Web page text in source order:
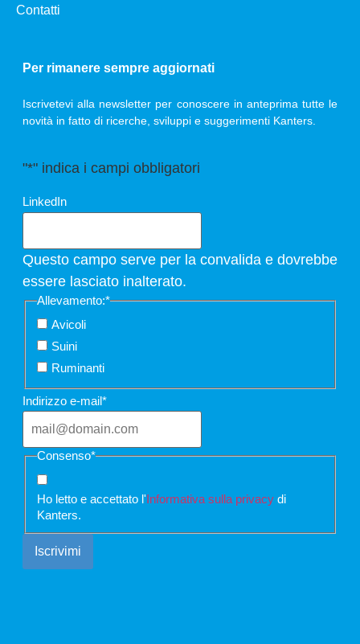
Contatti
Per rimanere sempre aggiornati
Iscrivetevi alla newsletter per conoscere in anteprima tutte le
novità in fatto di ricerche, sviluppi e suggerimenti Kanters.
"*" indica i campi obbligatori
LinkedIn
Questo campo serve per la convalida e dovrebbe
essere lasciato inalterato.
Allevamento:*
Avicoli
Suini
Ruminanti
Indirizzo e-mail*
Consenso*
Ho letto e accettato l'Informativa sulla privacydi
Kanters.